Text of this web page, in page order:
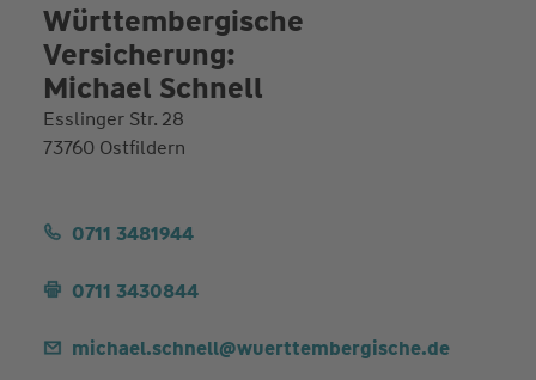
Württembergische
Versicherung:
Michael Schnell
Esslinger Str. 28
73760 Ostfildern
0711 3481944
0711 3430844
michael.schnell@wuerttembergische.de